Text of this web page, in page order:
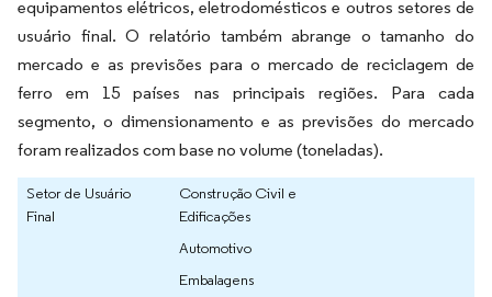
equipamentos elétricos, eletrodomésticos e outros setores de
usuário final. O relatório também abrange o tamanho do
mercado e as previsões para o mercado de reciclagem de
ferro em 15 países nas principais regiões. Para cada
segmento, o dimensionamento e as previsões do mercado
foram realizados com base no volume (toneladas).
Setor de Usuário
Final
Construção Civil e
Edificações
Automotivo
Embalagens